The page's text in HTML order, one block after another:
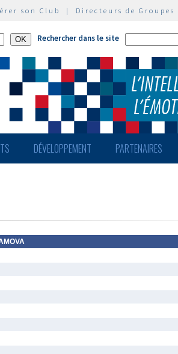
son Club | Directeurs de Groupes
Rechercher dans le site
DÉVELOPPEMENT PARTENAIRES